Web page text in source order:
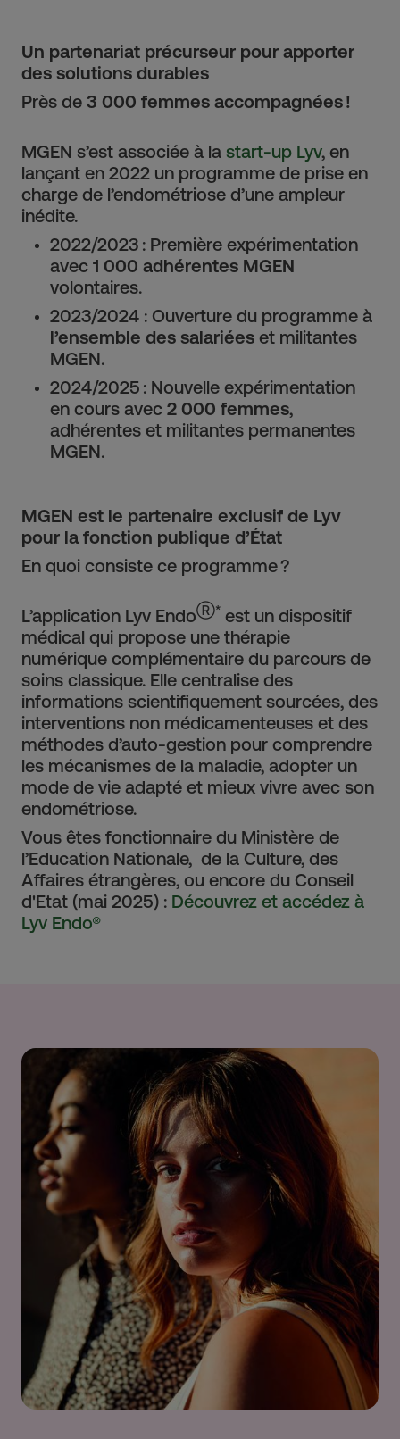
Un partenariat précurseur pour apporter
des solutions durables
Près de 3 000 femmes accompagnées !
MGEN s’est associée à la start-up Lyv, en
lançant en 2022 un programme de prise en
charge de l’endométriose d’une ampleur
inédite.
2022/2023 : Première expérimentation
avec 1 000 adhérentes MGEN
volontaires.
2023/2024 : Ouverture du programme à
l’ensemble des salariées et militantes
MGEN.
2024/2025 : Nouvelle expérimentation
en cours avec 2 000 femmes,
adhérentes et militantes permanentes
MGEN.
MGEN est le partenaire exclusif de Lyv
pour la fonction publique d’État
En quoi consiste ce programme ?
L’application Lyv EndoⓇ* est un dispositif
médical qui propose une thérapie
numérique complémentaire du parcours de
soins classique. Elle centralise des
informations scientifiquement sourcées, des
interventions non médicamenteuses et des
méthodes d’auto-gestion pour comprendre
les mécanismes de la maladie, adopter un
mode de vie adapté et mieux vivre avec son
endométriose.
Vous êtes fonctionnaire du Ministère de
l’Education Nationale, de la Culture, des
Affaires étrangères, ou encore du Conseil
d'Etat (mai 2025) : Découvrez et accédez à
Lyv Endo®